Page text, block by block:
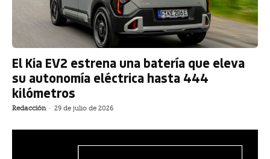
El Kia EV2 estrena una batería que eleva
su autonomía eléctrica hasta 444
kilómetros
Redacción - 29 de julio de 2026